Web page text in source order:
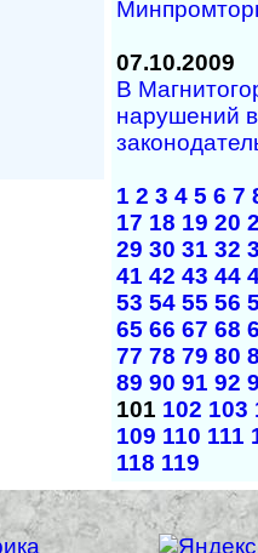
07.10.2009
В
нарушений
1 2 3 4 5 6 7
17 18 19 20
29 30 31 32
41 42 43 44
53 54 55 56
65 66 67 68
77 78 79 80
89 90 91 92
101 102 103
109 110 111
118 119